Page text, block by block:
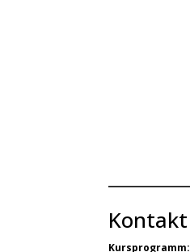
Kontakt
Kursprogramm: